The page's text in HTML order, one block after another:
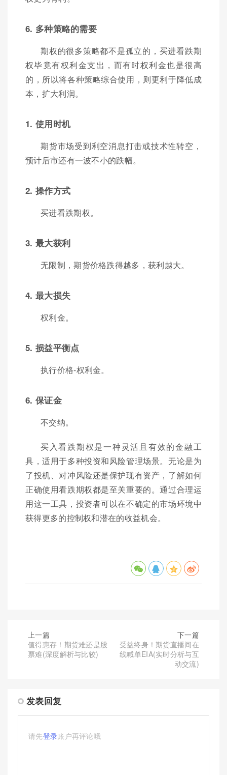
6. 多种策略的需要
期权的很多策略都不是孤立的，买进看跌期
权毕竟有权利金支出，而有时权利金也是很高
的，所以将各种策略综合使用，则更利于降低成
本，扩大利润。
1. 使用时机
期货市场受到利空消息打击或技术性转空，
预计后市还有一波不小的跌幅。
2. 操作方式
买进看跌期权。
3. 最大获利
无限制，期货价格跌得越多，获利越大。
4. 最大损失
权利金。
5. 损益平衡点
执行价格-权利金。
6. 保证金
不交纳。
买入看跌期权是一种灵活且有效的金融工
具，适用于多种投资和风险管理场景。无论是为
了投机、对冲风险还是保护现有资产，了解如何
正确使用看跌期权都是至关重要的。通过合理运
用这一工具，投资者可以在不确定的市场环境中
获得更多的控制权和潜在的收益机会。
上一篇
值得惠存！期货难还是股
票难(深度解析与比较)
下一篇
受益终身！期货直播间在
线喊单EIA(实时分析与互
动交流)
发表回复
请先登录账户再评论哦